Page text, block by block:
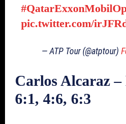
pic.twitter.com/
— ATP Tour (@atptour)
Carlos Alcaraz
6:1, 4:6, 6:3